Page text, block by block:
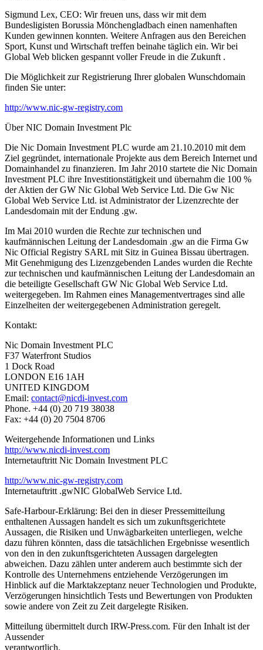
Sigmund Lex, CEO: Wir freuen uns, dass wir mit dem
Bundesligisten Borussia Mönchengladbach einen namenhaften
Kunden gewinnen konnten. Weitere Anfragen aus den Bereichen
Sport, Kunst und Wirtschaft treffen beinahe täglich ein. Wir bei
Global Web blicken gespannt voller Freude in die Zukunft .
Die Möglichkeit zur Registrierung Ihrer globalen Wunschdomain
finden Sie unter:
http://www.nic-gw-registry.com
Über NIC Domain Investment Plc
Die Nic Domain Investment PLC wurde am 21.10.2010 mit dem
Ziel gegründet, internationale Projekte aus dem Bereich Internet und
Domainhandel zu finanzieren. Im Jahr 2010 startete die Nic Domain
Investment PLC ihre Investitionstätigkeit und übernahm die 100 %
der Aktien der GW Nic Global Web Service Ltd. Die Gw Nic
Global Web Service Ltd. ist Administrator der Lizenzrechte der
Landesdomain mit der Endung .gw.
Im Mai 2010 wurden die Rechte zur technischen und
kaufmännischen Leitung der Landesdomain .gw an die Firma Gw
Nic Official Registry SARL mit Sitz in Guinea Bissau übertragen.
Mit Genehmigung des Lizenzgebenden Landes wurden die Rechte
zur technischen und kaufmännischen Leitung der Landesdomain an
die beteiligte Gesellschaft GW Nic Global Web Service Ltd.
weitergegeben. Im Rahmen eines Managementvertrages sind alle
Einzelheiten der weitergegebenen Administration geregelt.
Kontakt:
Nic Domain Investment PLC
F37 Waterfront Studios
1 Dock Road
LONDON E16 1AH
UNITED KINGDOM
Email: contact@nicdi-invest.com
Phone. +44 (0) 20 719 38038
Fax: +44 (0) 20 7504 8706
Weitergehende Informationen und Links
http://www.nicdi-invest.com
Internetauftritt Nic Domain Investment PLC
http://www.nic-gw-registry.com
Internetauftritt .gwNIC GlobalWeb Service Ltd.
Safe-Harbour-Erklärung: Bei den in dieser Pressemitteilung
enthaltenen Aussagen handelt es sich um zukunftsgerichtete
Aussagen, die Risiken und Unwägbarkeiten unterliegen, welche
dazu führen könnten, dass die tatsächlichen Ergebnisse wesentlich
von den in den zukunftsgerichteten Aussagen dargelegten
abweichen. Dazu zählen unter anderem auch bestimmte sich der
Kontrolle des Unternehmens entziehende Verzögerungen im
Hinblick auf die Marktakzeptanz neuer Technologien und Produkte,
Verzögerungen hinsichtlich Tests und Bewertungen von Produkten
sowie andere von Zeit zu Zeit dargelegte Risiken.
Mitteilung übermittelt durch IRW-Press.com. Für den Inhalt ist der
Aussender
verantwortlich.